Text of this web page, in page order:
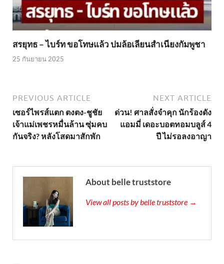
สรยุทธ – ไบร์ท ขอโทษแล้ว ปมล้อเลียนสำเนียงกัมพูชา
25 กันยายน 2025
PREVIOUS ARTICLE
เซอร์ไพรส์แตก ตงตง-ชูชัย
เจ้าแม่เพชรหมื่นล้าน ซุ่มคบ
กันจริง? หลังโสดมาสักพัก
NEXT ARTICLE
ด่วน! ศาลสั่งจำคุก นักร้องดัง
แอมมี่ เดอะบอตทอมบลูส์ 4
ปี ไม่รอลงอาญา
About belle truststore
View all posts by belle truststore →